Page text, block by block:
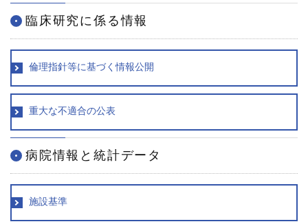
臨床研究に係る情報
倫理指針等に基づく情報公開
重大な不適合の公表
病院情報と統計データ
施設基準